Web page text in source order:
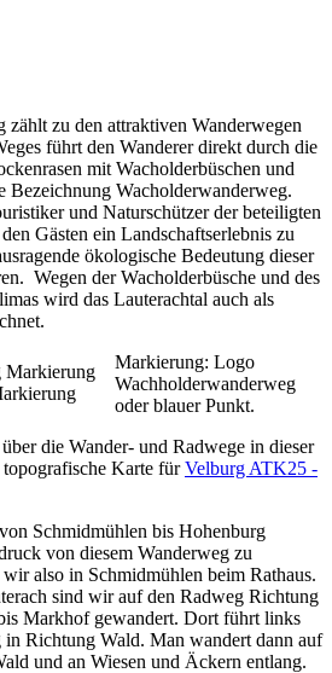
zählt zu den attraktiven Wanderwegen
führt den Wanderer direkt durch die
mit Wacholderbüschen und
Bezeichnung Wacholderwanderweg.
und Naturschützer der beteiligten
Gästen ein Landschaftserlebnis zu
ökologische Bedeutung dieser
Wegen der Wacholderbüsche und des
wird das Lauterachtal auch als
Markierung: Logo
Wachholderwanderweg
oder blauer Punkt.
die Wander- und Radwege in dieser
Karte fürVelburg ATK25 -
Schmidmühlen bis Hohenburg
von diesem Wanderweg zu
also in Schmidmühlen beim Rathaus.
sind wir auf den Radweg Richtung
Markhof gewandert. Dort führt links
Richtung Wald. Man wandert dann auf
und an Wiesen und Äckern entlang.